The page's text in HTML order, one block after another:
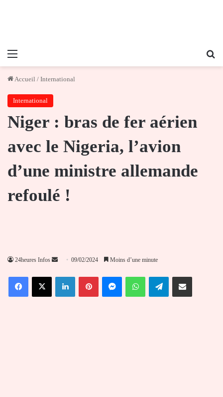
Menu
Accueil / International
International
Niger : bras de fer aérien
avec le Nigeria, l’avion
d’une ministre allemande
refoulé !
24heures Infos
Envoyer
courriel
09/02/2024 Moins d’une minute
FacebookX LinkedinPinterestMessengerWhatsAppTelegramPartager par email